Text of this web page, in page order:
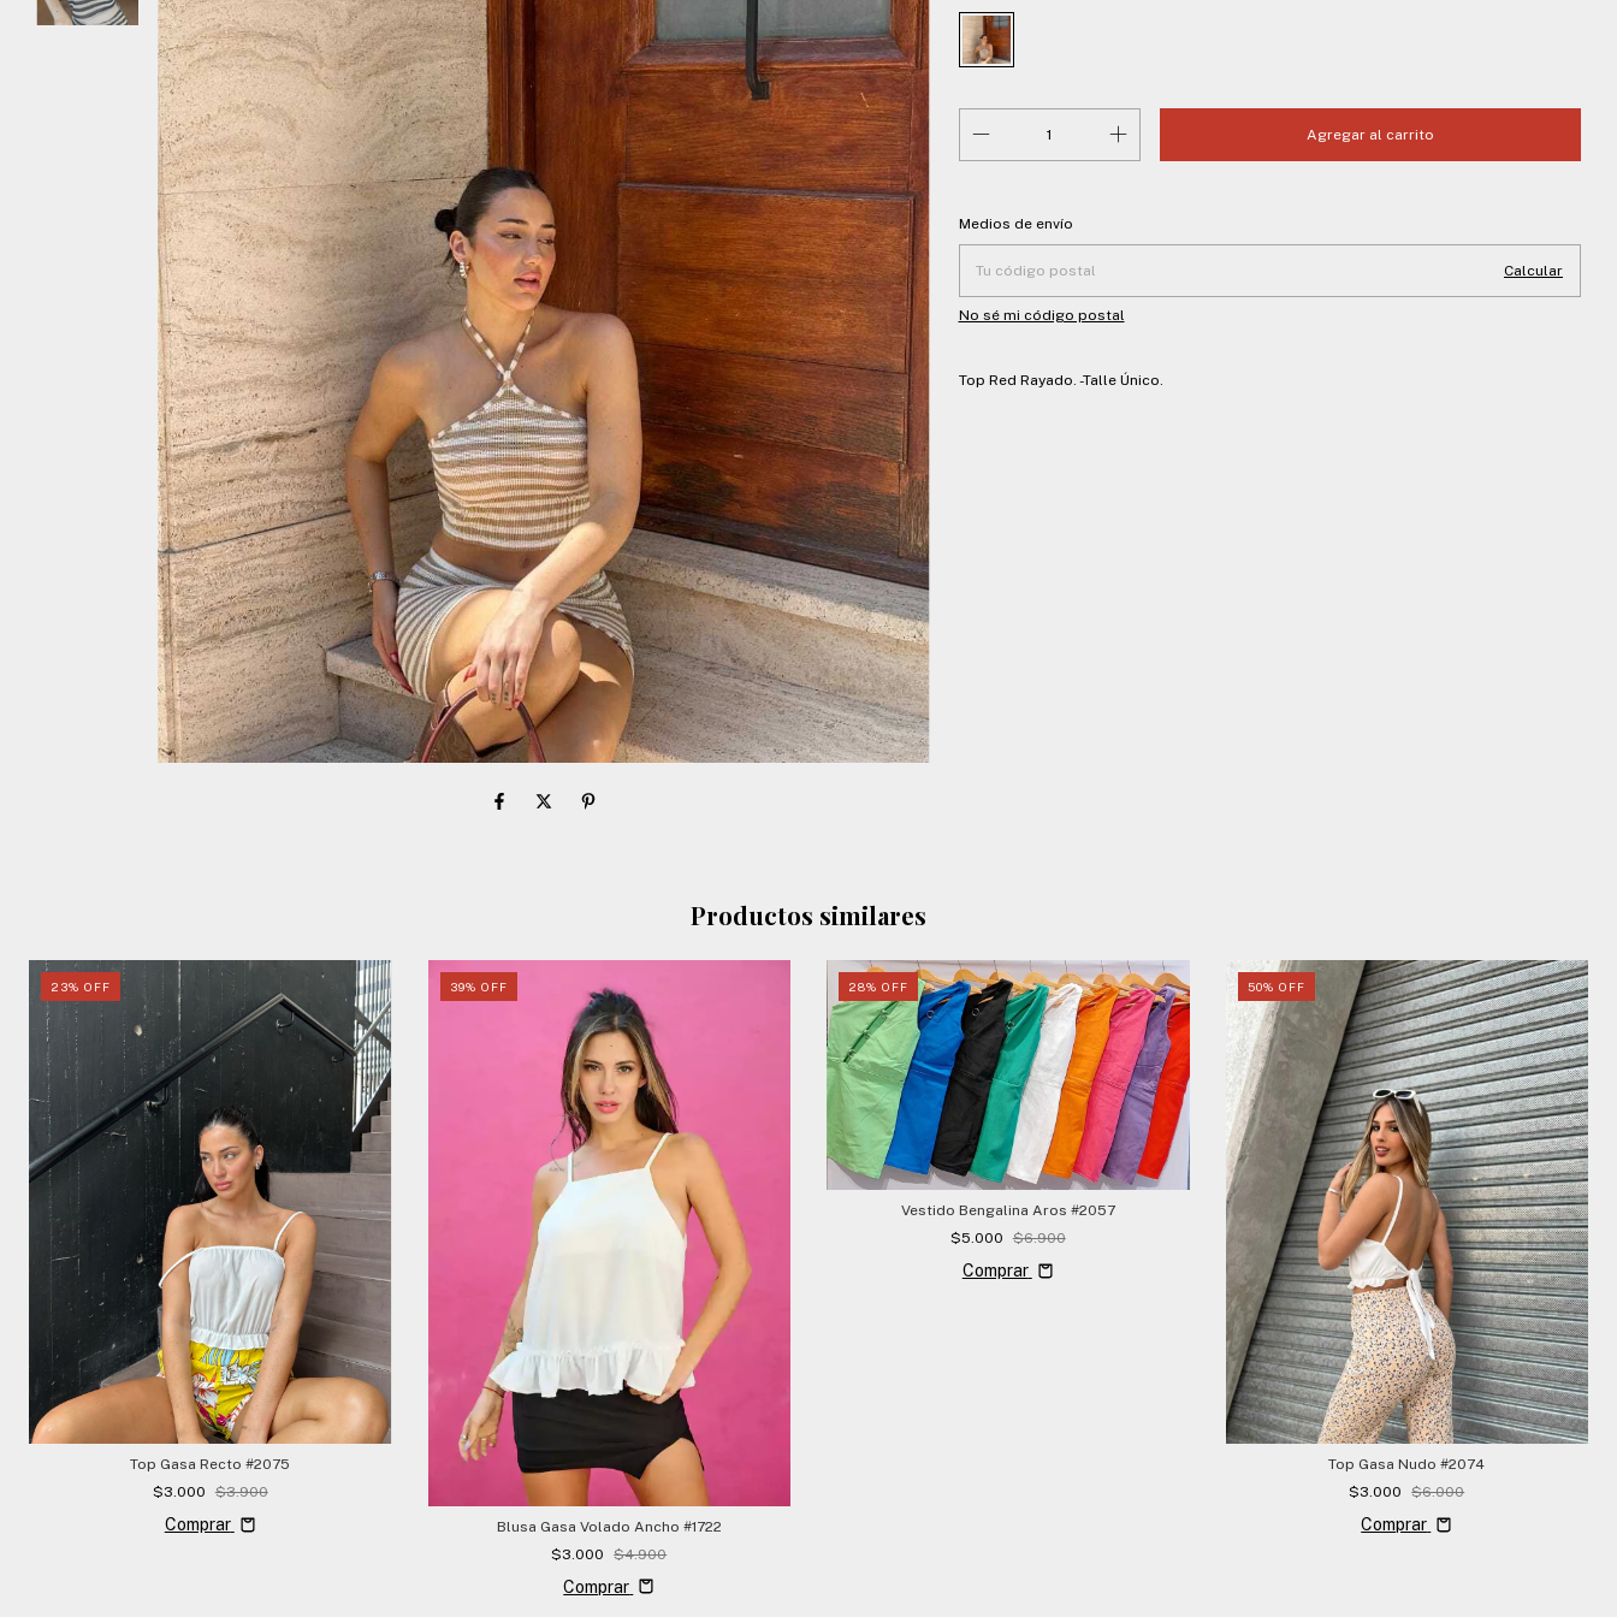
Entregas para el CP:
Medios de envío
Calcular
No sé mi código postal
Top Red Rayado. -Talle Único.
Productos similares
23% OFF
Top Gasa Recto #2075
$3.000
$3.900
Comprar
39% OFF
Blusa Gasa Volado Ancho #1722
$3.000
$4.900
Comprar
28% OFF
Vestido Bengalina Aros #2057
$5.000
$6.900
Comprar
50% OFF
Top Gasa Nudo #2074
$3.000
$6.000
Comprar